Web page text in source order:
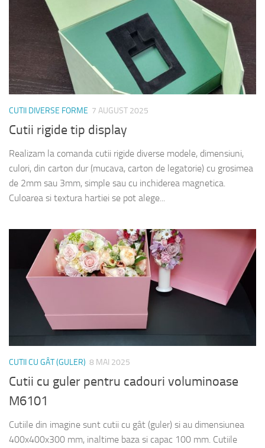
CUTII DIVERSE FORME 7 AUGUST 2025
Cutii rigide tip display
Realizam la comanda cutii rigide diverse modele, dimensiuni,
culori, din carton dur (mucava, carton de legatorie) cu grosimea
de 2mm sau 3mm, simple sau cu inchiderea magnetica.
Culoarea si textura hartiei se pot alege...
CUTII CU GÂT (GULER) 8 MAI 2025
Cutii cu guler pentru cadouri voluminoase
M6101
Cutiile din imagine sunt cutii cu gât (guler) si au dimensiunea
400x400x300 mm, inaltime baza si capac 100 mm. Cutiile